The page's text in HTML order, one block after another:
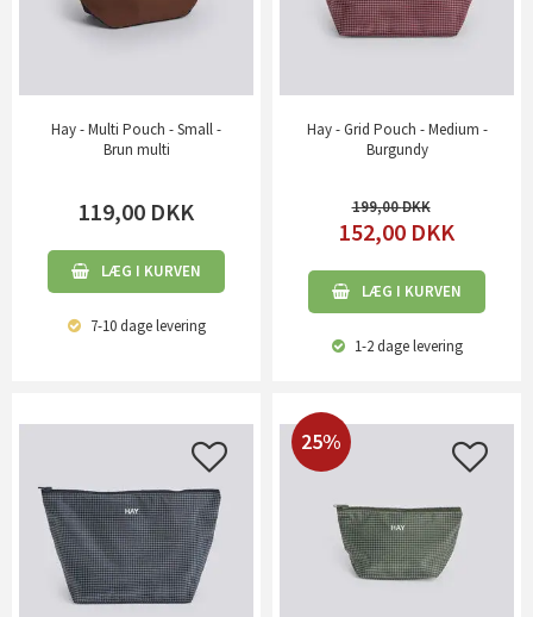
Hay - Multi Pouch - Small -
Brun multi
119,00 DKK
LÆG I KURVEN
7-10 dagelevering
Hay - Grid Pouch - Medium -
Burgundy
199,00
152,00 DKK
LÆG I KURVEN
1-2 dagelevering
25%